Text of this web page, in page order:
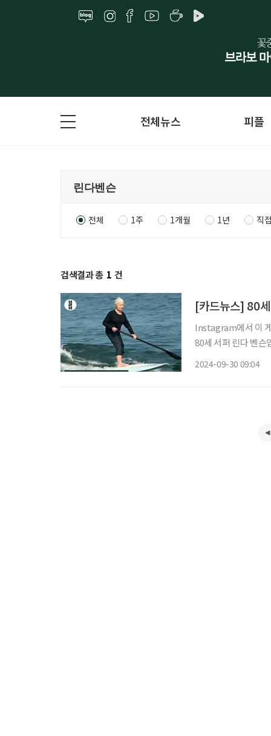
전체뉴스 피플
전체 1주 1개월 1년 직
검색결과 총 1 건
[카드뉴스] 80
Instagram에서 이 게시물 보기 브라보 마이 라이프
80세 서퍼 린다 벤슨
2024-09-30 09:04